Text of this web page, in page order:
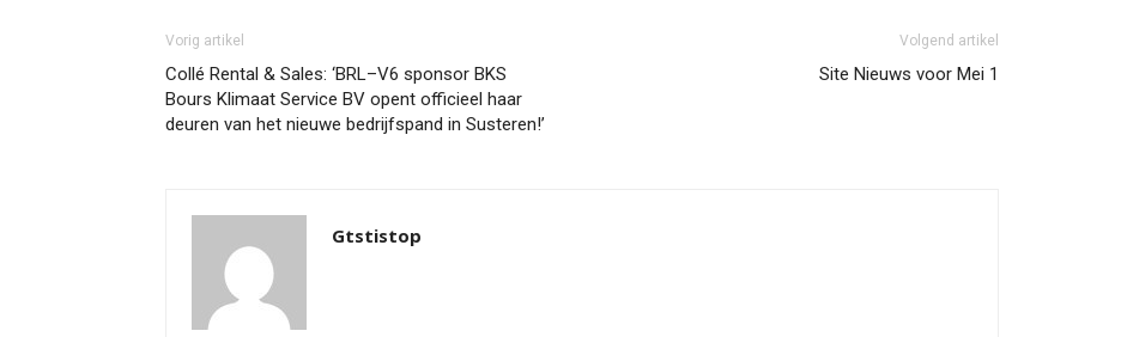
Vorig artikel
Collé Rental & Sales: ‘BRL–V6 sponsor BKS
Bours Klimaat Service BV opent officieel haar
deuren van het nieuwe bedrijfspand in Susteren!’
Volgend artikel
Site Nieuws voor Mei 1
Gtstistop